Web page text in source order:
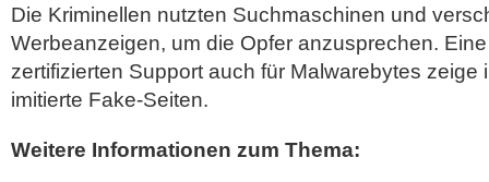
Die Kriminellen nutzten Suchmaschinen und
Werbeanzeigen, um die Opfer anzusprechen.
zertifizierten Support auch für Malwarebytes zeige
imitierte Fake-Seiten.
Weitere Informationen zum Thema: